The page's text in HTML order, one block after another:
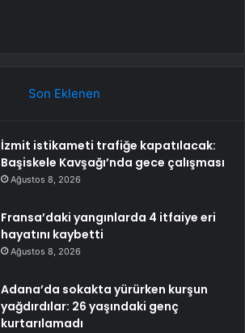
Son Eklenen
İzmit istikameti trafiğe kapatılacak:
Başiskele Kavşağı’nda gece çalışması
Ağustos 8, 2026
Fransa’daki yangınlarda 4 itfaiye eri
hayatını kaybetti
Ağustos 8, 2026
Adana’da sokakta yürürken kurşun
yağdırdılar: 26 yaşındaki genç
kurtarılamadı